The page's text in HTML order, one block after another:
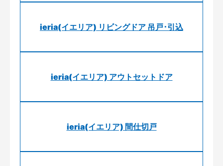
ieria(イエリア) リビングドア 吊戸･引込
ieria(イエリア) アウトセットドア
ieria(イエリア) 間仕切戸